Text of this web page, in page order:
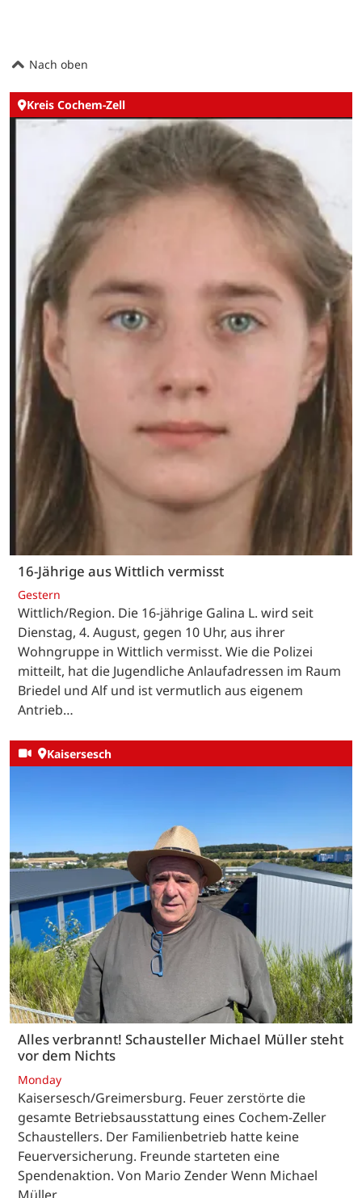
Nach oben
Kreis Cochem-Zell
16-Jährige aus Wittlich vermisst
Gestern
Wittlich/Region. Die 16-jährige Galina L. wird seit
Dienstag, 4. August, gegen 10 Uhr, aus ihrer
Wohngruppe in Wittlich vermisst. Wie die Polizei
mitteilt, hat die Jugendliche Anlaufadressen im Raum
Briedel und Alf und ist vermutlich aus eigenem
Antrieb…
Kaisersesch
Alles verbrannt! Schausteller Michael Müller steht
vor dem Nichts
Monday
Kaisersesch/Greimersburg. Feuer zerstörte die
gesamte Betriebsausstattung eines Cochem-Zeller
Schaustellers. Der Familienbetrieb hatte keine
Feuerversicherung. Freunde starteten eine
Spendenaktion. Von Mario Zender Wenn Michael
Müller…